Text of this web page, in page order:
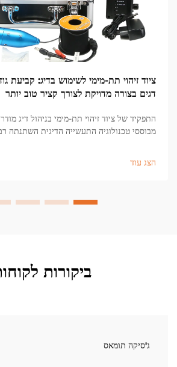
דגים בצורה מדויקת לצורך קציר טוב יותר
התפקיד של ציוד זיהוי תת-מימי בניהול דיג
מבוססי טכנולוגיה התעשייה הדיגית השתנתה
הצג עוד
ביקורות
ג'סיקה תומאס